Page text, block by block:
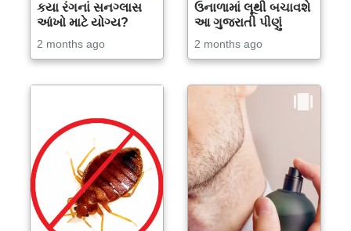
કયા રંગનાં સનગ્લાસ
આંખો માટે યોગ્ય?
2 months ago
ઉનાળામાં લૂથી બચાવશે
આ ગુજરાતી પીણું
2 months ago